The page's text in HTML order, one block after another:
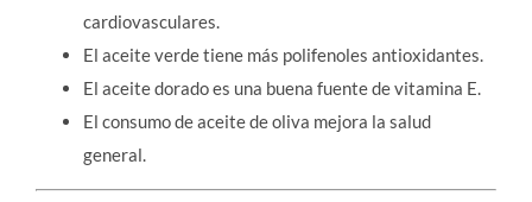
cardiovasculares.
El aceite verde tiene más polifenoles antioxidantes.
El aceite dorado es una buena fuente de vitamina E.
El consumo de aceite de oliva mejora la salud
general.